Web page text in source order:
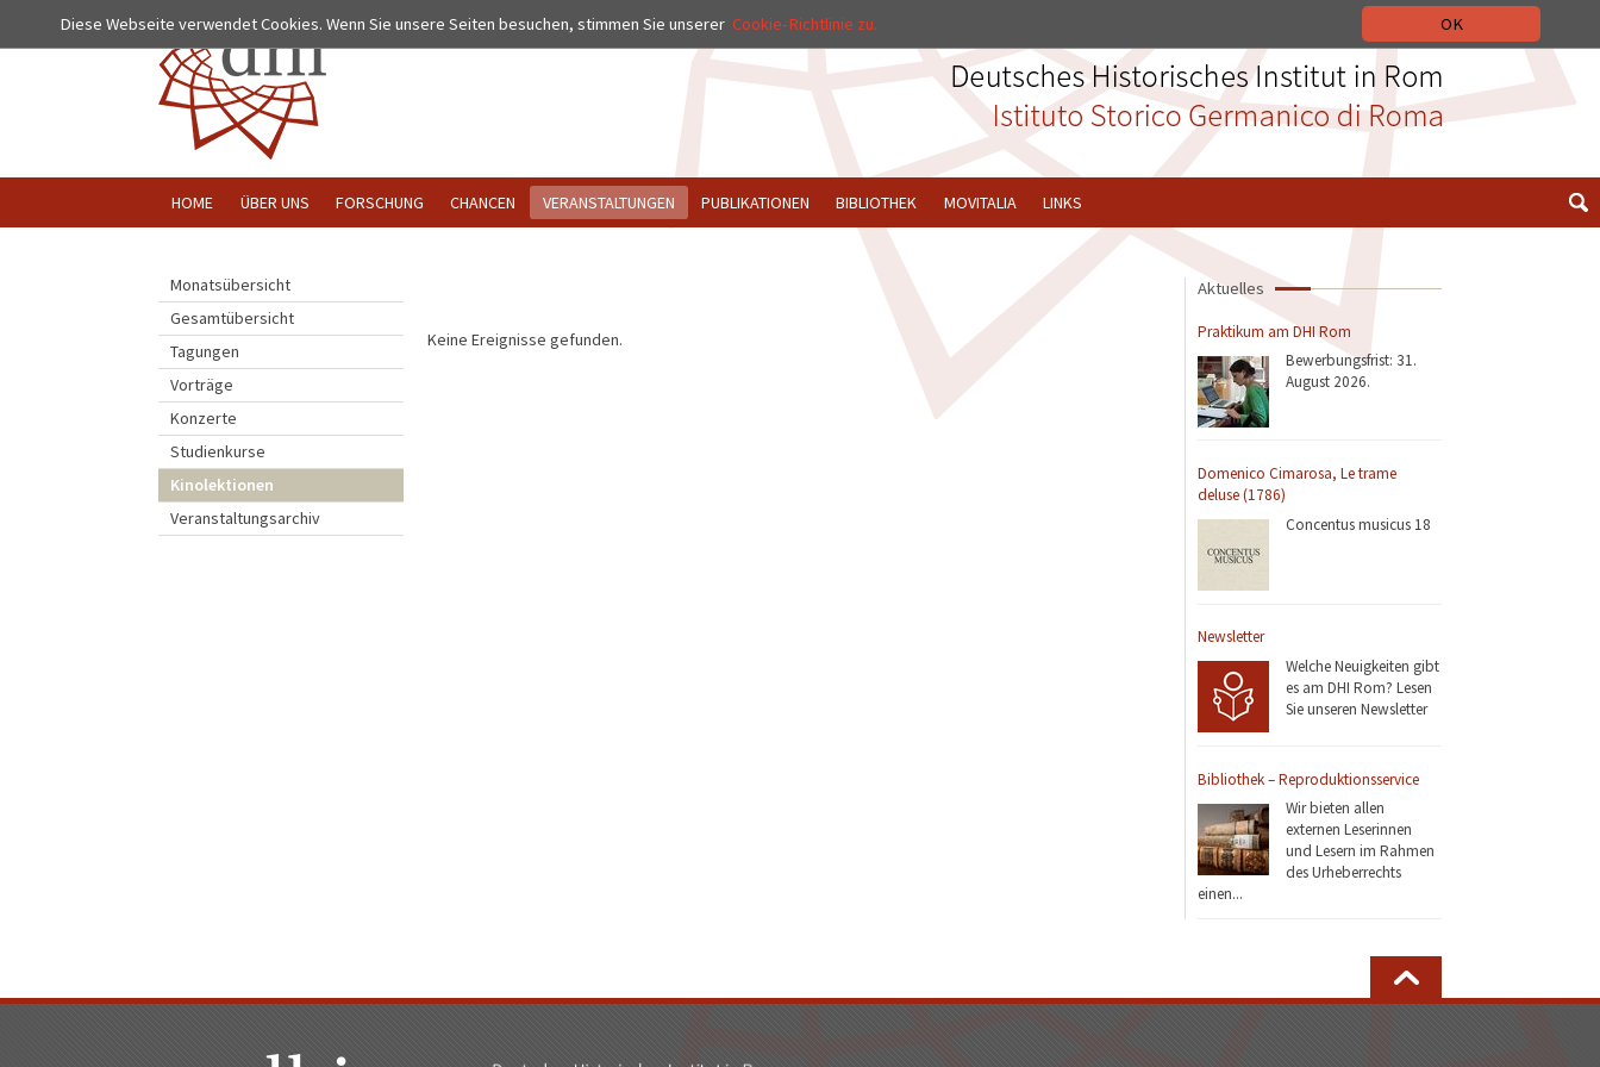
OK
Diese Webseite verwendet Cookies. Wenn Sie unsere Seiten besuchen, stimmen Sie unserer Cookie-Richtlinie zu.
Monatsübersicht
Gesamtübersicht
Tagungen
Vorträge
Konzerte
Studienkurse
Kinolektionen
Veranstaltungsarchiv
Aktuelles
Praktikum am DHI Rom
Bewerbungsfrist: 31.
August 2026.
Domenico Cimarosa, Le trame
deluse (1786)
Concentus musicus 18
Newsletter
Welche Neuigkeiten gibt
es am DHI Rom? Lesen
Sie unseren Newsletter
Bibliothek – Reproduktionsservice
Wir bieten allen
externen Leserinnen
und Lesern im Rahmen
des Urheberrechts
einen...
Keine Ereignisse gefunden.
HOME ÜBER UNS FORSCHUNG CHANCEN VERANSTALTUNGEN PUBLIKATIONEN BIBLIOTHEK MOVITALIA LINKS